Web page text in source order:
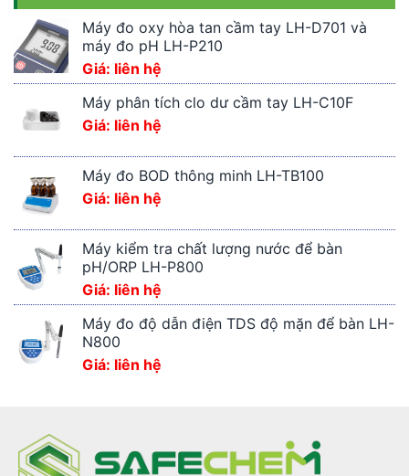
Máy đo oxy hòa tan cầm tay LH-D701 và
máy đo pH LH-P210
Giá: liên hệ
Máy phân tích clo dư cầm tay LH-C10F
Giá: liên hệ
Máy đo BOD thông minh LH-TB100
Giá: liên hệ
Máy kiểm tra chất lượng nước để bàn
pH/ORP LH-P800
Giá: liên hệ
Máy đo độ dẫn điện TDS độ mặn để bàn LH-
N800
Giá: liên hệ